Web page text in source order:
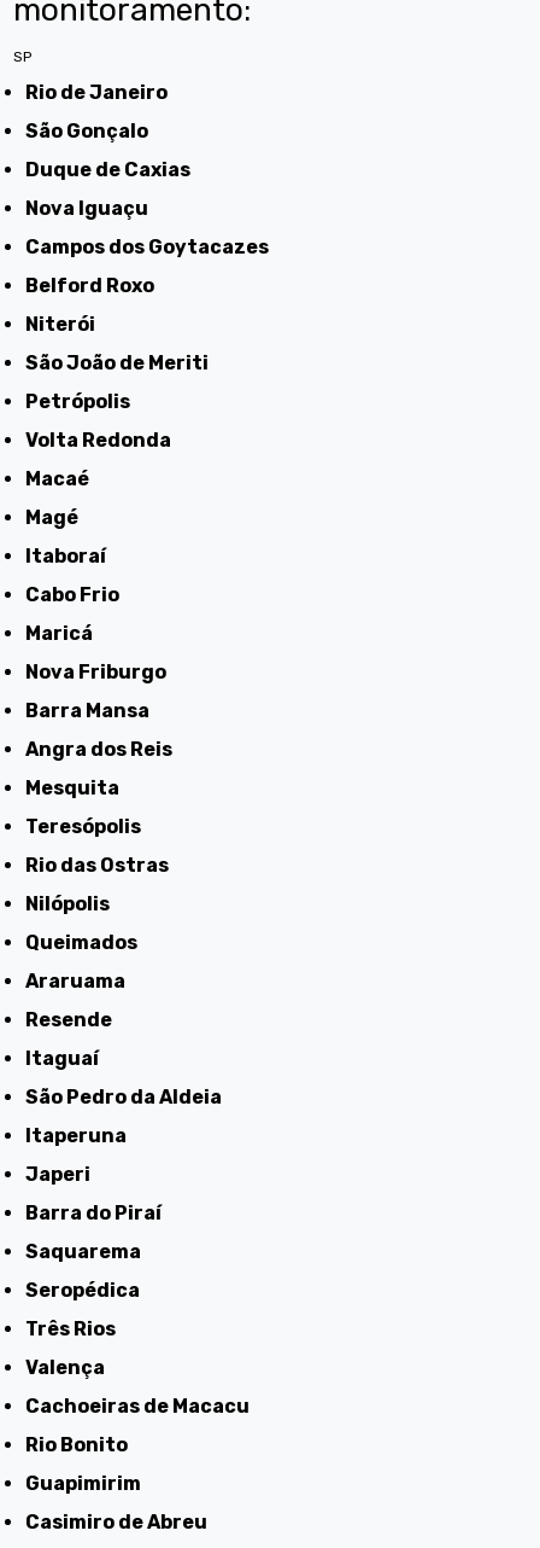
monitoramento:
SP
Rio de Janeiro
São Gonçalo
Duque de Caxias
Nova Iguaçu
Campos dos Goytacazes
Belford Roxo
Niterói
São João de Meriti
Petrópolis
Volta Redonda
Macaé
Magé
Itaboraí
Cabo Frio
Maricá
Nova Friburgo
Barra Mansa
Angra dos Reis
Mesquita
Teresópolis
Rio das Ostras
Nilópolis
Queimados
Araruama
Resende
Itaguaí
São Pedro da Aldeia
Itaperuna
Japeri
Barra do Piraí
Saquarema
Seropédica
Três Rios
Valença
Cachoeiras de Macacu
Rio Bonito
Guapimirim
Casimiro de Abreu